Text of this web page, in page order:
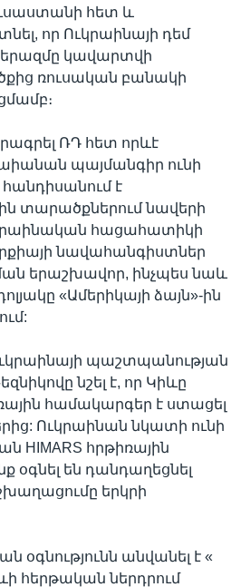
հետ և
որ Ուկրաինայի դեմ
կավարտվի
ռուսական բանակի
ՌԴ հետ որևէ
պայմանգիր ունի
հանդիսանում է
տարածքներում նավերի
հացահատիկի
նավահանգիստներ
երաշխավոր, ինչպես նաև
«Ամերիկայի ձայն»-ին
պաշտպանության
նշել է, որ Կիևը
համակարգեր է ստացել
Ուկրաինան նկատի ունի
HIMARS հրթիռային
օգնել են դանդաղեցնել
երկրի
օգնությունն անվանել է «
հերթական ներդրում